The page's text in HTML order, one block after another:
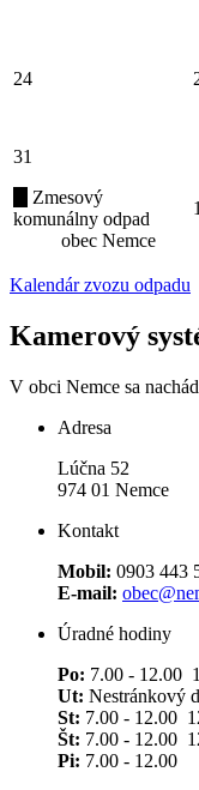
24
31
Zmesový
komunálny odpad
obec Nemce
1
Kalendár zvozu odpadu
Kamerový
V obci Nemce sa
Adresa
Lúčna 52
974 01 Nemce
Kontakt
Mobil: 0903 443
E-mail:
Úradné hodiny
Po: 7.00 - 12.00
Ut: Nestránkový
St: 7.00 - 12.00
Št: 7.00 - 12.00
Pi: 7.00 - 12.00